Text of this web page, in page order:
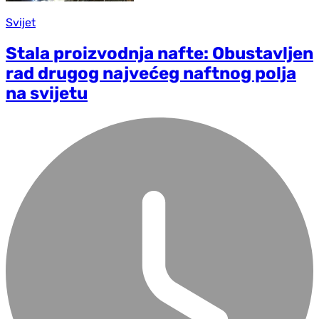
Svijet
Stala proizvodnja nafte: Obustavljen
rad drugog najvećeg naftnog polja
na svijetu